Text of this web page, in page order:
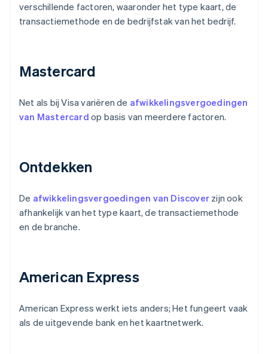
verschillende factoren, waaronder het type kaart, de
transactiemethode en de bedrijfstak van het bedrijf.
Mastercard
Net als bij Visa variëren de afwikkelingsvergoedingen
van Mastercard op basis van meerdere factoren.
Ontdekken
De afwikkelingsvergoedingen van Discover zijn ook
afhankelijk van het type kaart, de transactiemethode
en de branche.
American Express
American Express werkt iets anders; Het fungeert vaak
als de uitgevende bank en het kaartnetwerk.